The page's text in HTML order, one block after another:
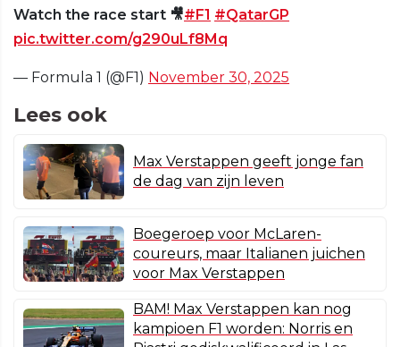
Watch the race start 🎥#F1 #QatarGP
pic.twitter.com/g290uLf8Mq
— Formula 1 (@F1) November 30, 2025
Lees ook
Max Verstappen geeft jonge fan
de dag van zijn leven
Boegeroep voor McLaren-
coureurs, maar Italianen juichen
voor Max Verstappen
BAM! Max Verstappen kan nog
kampioen F1 worden: Norris en